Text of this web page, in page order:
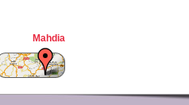
Mahdia